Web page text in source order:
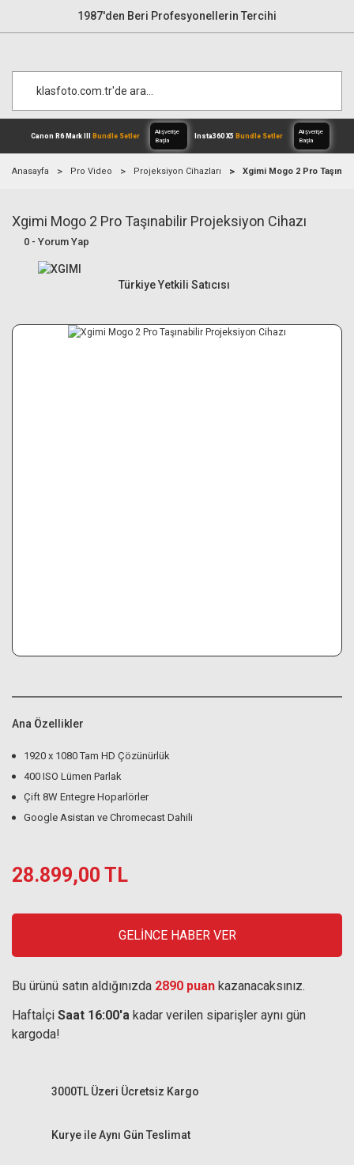
1987'den Beri Profesyonellerin Tercihi
Canon R6 Mark III Bundle Setler
Alışverişe
Anasayfa Pro Video Projeksiyon Cihazları Xgimi Mogo 2 Pro
Xgimi Mogo 2 Pro Taşınabilir Projeksiyon Cihazı
0 - Yorum Yap
Türkiye Yetkili Satıcısı
Ana Özellikler
1920 x 1080 Tam HD Çözünürlük
400 ISO Lümen Parlak
Çift 8W Entegre Hoparlörler
Google Asistan ve Chromecast Dahili
28.899,00 TL
GELİNCE HABER VER
Bu ürünü satın aldığınızda 2890 puan kazanacaksınız.
Haftaİçi Saat 16:00'a kadar verilen siparişler aynı gün
kargoda!
Kurye ile Aynı Gün Teslimat
3000TL Üzeri Ücretsiz Kargo